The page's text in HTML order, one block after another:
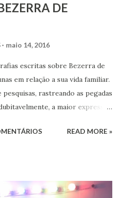
DE
maio 14, 2016
sobre Bezerra de
em relação a sua vida familiar.
pesquisas, rastreando as pegadas
a maior expressão
esclarecer um pouco mais
da querida amiga Lúcia
READ MORE »